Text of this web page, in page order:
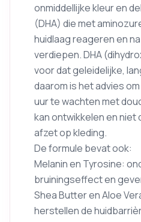
onmiddellijke kleur en
(DHA) die met
huidlaag reageren en
verdiepen. DHA
voor dat geleidelijke,
daarom is het advies
uur te wachten met
kan ontwikkelen en
afzet op kleding.
De formule bevat ook:
Melanin en Tyrosine:
bruiningseffect en
Shea Butter en Aloe
herstellen de